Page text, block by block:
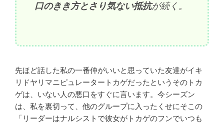
口のきき方とさり気ない抵抗が続く。
先ほど話した私の一番仲がいいと思っていた友達がイキ
リドヤリマニピュレータートカゲだったというそのトカ
ゲは、いない人の悪口をすぐに言います。今シーズン
は、私を裏切って、他のグループに入ったくせにそこの
「リーダーはナルシストで彼女がトカゲのフンでいつも